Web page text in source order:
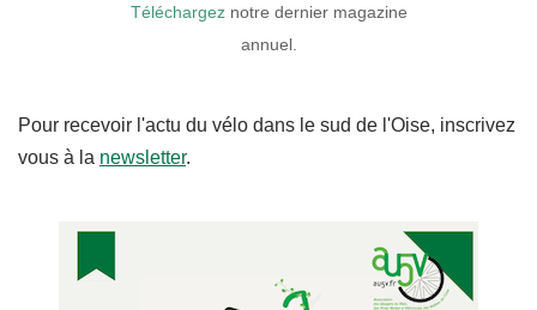
Téléchargeznotre dernier magazine
annuel.
Pour recevoir l'actu du vélo dans le sud de l'Oise, inscrivez
vous à la newsletter.